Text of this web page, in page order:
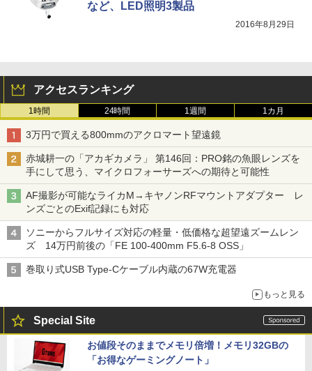
など、LED照明3製品
2016年8月29日
アクセスランキング
1時間 24時間 1週間 1カ月
3万円で買える800mmのアクロマート望遠鏡
赤城耕一の「アカギカメラ」 第146回：PRO銘の魚眼レンズを
手にして思う、マイクロフォーサーズへの期待と可能性
AF撮影が可能なライカM→キヤノンRFマウントアダプター レ
ンズごとのExif記録にも対応
ソニーからフルサイズ対応の軽量・低価格な超望遠ズームレン
ズ 14万円前後の「FE 100-400mm F5.6-8 OSS」
巻取り式USB Type-Cケーブル内蔵の67W充電器
もっと見る
Special Site
お値段そのままでメモリ倍増！メモリ32GBの
「お得なゲーミングノート」